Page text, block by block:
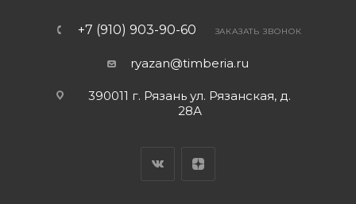
+7 (910) 903-90-60 ЗАКАЗАТЬ ЗВОНОК
ryazan@timberia.ru
390011 г. Рязань ул. Рязанская, д.
28А